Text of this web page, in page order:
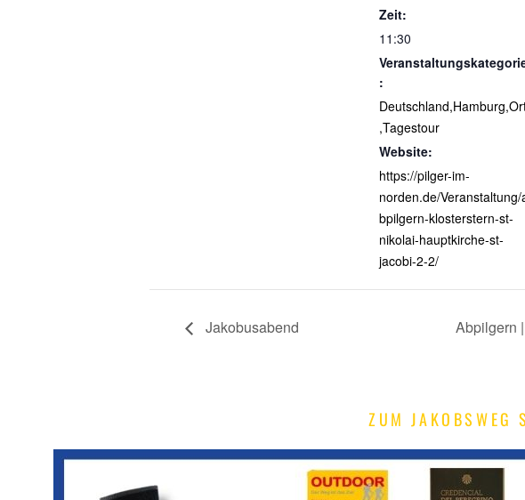
Zeit:
11:30
:
,Tagestour
Website:
https://pilger-im-
norden.de/Veranstaltung/
bpilgern-klosterstern-st-
nikolai-hauptkirche-st-
jacobi-2-2/
Jakobusabend Abpilgern
ZUM JAKOBSWEG